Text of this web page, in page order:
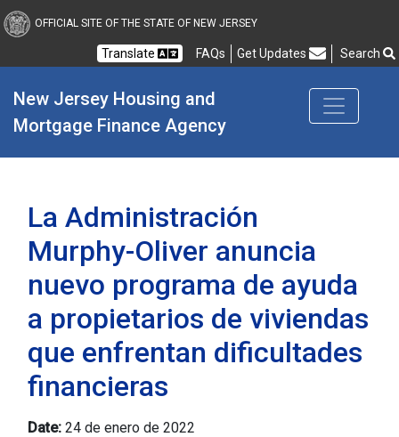
New Jersey Housing
OFFICIAL SITE OF THE STATE OF NEW JERSEY
Translate FAQs Frequently Asked Questions
Get Updates Search
New Jersey Housing and
Mortgage Finance Agency
La Administración
Murphy-Oliver anuncia
nuevo programa de ayuda
a propietarios de viviendas
que enfrentan dificultades
financieras
Date: 24 de enero de 2022